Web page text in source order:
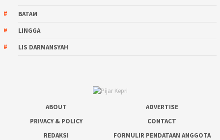
BATAM
LINGGA
LIS DARMANSYAH
ABOUT
ADVERTISE
PRIVACY & POLICY
CONTACT
REDAKSI
FORMULIR PENDATAAN ANGGOTA